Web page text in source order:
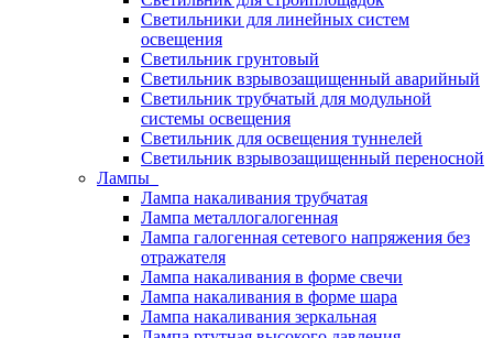
Светильники для линейных систем
освещения
Светильник грунтовый
Светильник взрывозащищенный аварийный
Светильник трубчатый для модульной
системы освещения
Светильник для освещения туннелей
Светильник взрывозащищенный переносной
Лампы
Лампа накаливания трубчатая
Лампа металлогалогенная
Лампа галогенная сетевого напряжения без
отражателя
Лампа накаливания в форме свечи
Лампа накаливания в форме шара
Лампа накаливания зеркальная